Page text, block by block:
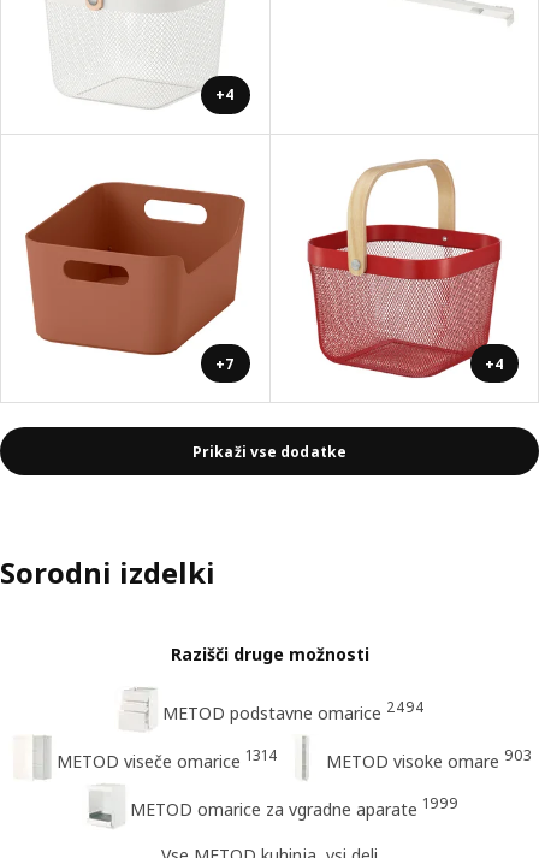
+4
+7 +4
Prikaži vse dodatke
Sorodni izdelki
Razišči druge možnosti
METOD podstavne omarice 2494
METOD viseče omarice 1314 METOD visoke omare 903
METOD omarice za vgradne aparate 1999